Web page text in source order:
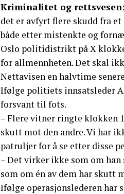
Kriminalitet og rettsvesen
det er avfyrt flere skudd fra
både etter mistenkte og
Oslo politidistrikt på X
for allmennheten. Det skal
Nettavisen en halvtime
Ifølge politiets innsatsleder
forsvant til fots.
– Flere vitner ringte klokken
skutt mot den andre. Vi har
patruljer for å se etter disse
– Det virker ikke som om
som om én av dem har skutt
Ifølge operasjonslederen har